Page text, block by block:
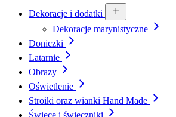
Dekoracje i dodatki
Dekoracje marynistyczne
Doniczki
Latarnie
Obrazy
Oświetlenie
Stroiki oraz wianki Hand Made